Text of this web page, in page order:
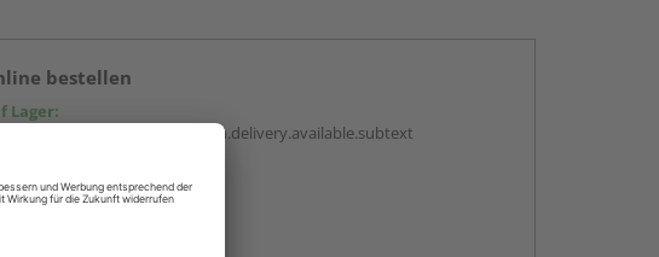
bestellen
Lager:
Händler abholen